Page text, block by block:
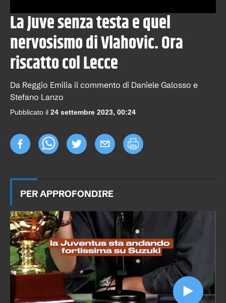
La Juve senza testa e quel
nervosismo di Vlahovic. Ora
riscatto col Lecce
Da Reggio Emilia il commento di Daniele Galosso e
Stefano Lanzo
Pubblicato il 24 settembre 2023, 00:24
PER APPROFONDIRE